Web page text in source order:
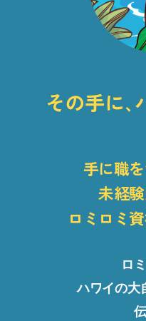
その手に､
手に職
未経
ロミロミ
ロ
ハワイの大